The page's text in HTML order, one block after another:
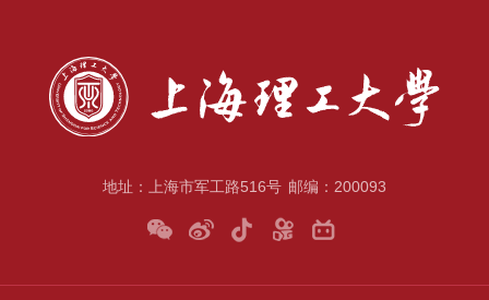
地址：上海市军工路516号 邮编：200093